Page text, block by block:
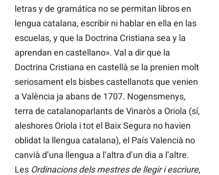
letras y de gramática no se permitan libros en
lengua catalana, escribir ni hablar en ella en las
escuelas, y que la Doctrina Cristiana sea y la
aprendan en castellano». Val a dir que la
Doctrina Cristiana en castellà se la prenien molt
seriosament els bisbes castellanots que venien
a València ja abans de 1707. Nogensmenys,
terra de catalanoparlants de Vinaròs a Oriola (sí,
aleshores Oriola i tot el Baix Segura no havien
oblidat la llengua catalana), el País Valencià no
canvià d’una llengua a l’altra d’un dia a l’altre.
Les Ordinacions dels mestres de llegir i escriure,